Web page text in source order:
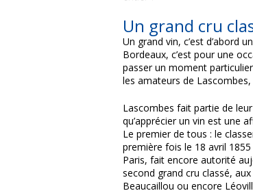
Un grand cru
Un grand vin, c’est d’abord
Bordeaux, c’est pour une
passer un moment
les amateurs de
Lascombes fait partie de
qu’apprécier un vin est une
Le premier de tous : le
première fois le 18 avril
Paris, fait encore autorité
second grand cru classé,
Beaucaillou ou encore